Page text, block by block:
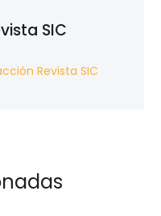
SIC
Revista SIC